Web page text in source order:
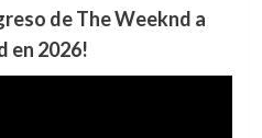
de The Weeknd a
en 2026!